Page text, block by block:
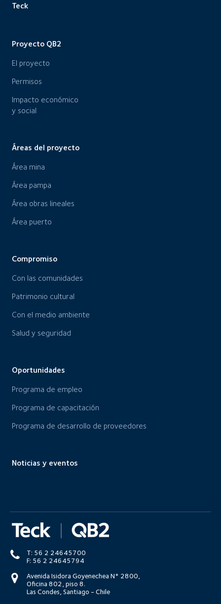
Teck
Proyecto QB2
El proyecto
Permisos
Impacto económico
y social
Áreas del proyecto
Área mina
Área pampa
Área obras lineales
Área puerto
Compromiso
Con las comunidades
Patrimonio cultural
Con el medio ambiente
Salud y seguridad
Oportunidades
Programa de empleo
Programa de capacitación
Programa de desarrollo de proveedores
Noticias y eventos
T: 56 2 24645700
F: 56 2 24645794
Avenida Isidora Goyenechea N° 2800,
Oficina 802, piso 8.
Las Condes, Santiago - Chile